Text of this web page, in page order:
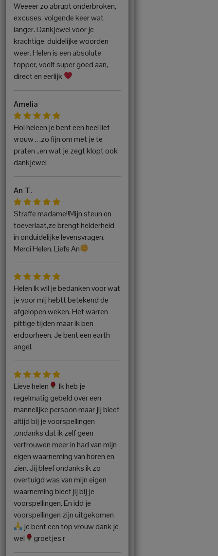
Weeeer zo abrupt onderbroken,
excuses, volgende keer wat
langer. Dankjewel voor je
krachtige, duidelijke woorden
weer. Helen is een absolute
topper, voelt super goed aan,
direct en eerlijk
Amelia
Hoi heleen je bent een heel lief
vrouw .. .zo fijn om met je te
praten ..en wat je zegt klopt ook
dankjewel
An T.
Straffe madame!!Mijn steun en
toeverlaat,ze brengt helderheid
in onduidelijke levensvragen.
Merci Helen. Liefs An
Helen Ik wil je bedanken voor wat
je voor mij hebtt betekend de
afgelopen weken. Het warren
pittige tijden maar ik ben
erdoorheen. Je bent een earth
angel.
Lieve helen
Ik heb je
regelmatig gebeld over een
mannelijke persoon maar jij bleef
altijd bij je voorspellingen
.ondanks dat ik zelf geen
vertrouwen meer in had van mijn
eigen waarneming van horen en
zien. Jij bleef ondanks ik zo
overtuigd was van mijn eigen
waarneming bleef jij bij je
voorspellingen. En idd je
voorspellingen zijn uitgekomen
je bent een top vrouw dank je
wel
groetjes r